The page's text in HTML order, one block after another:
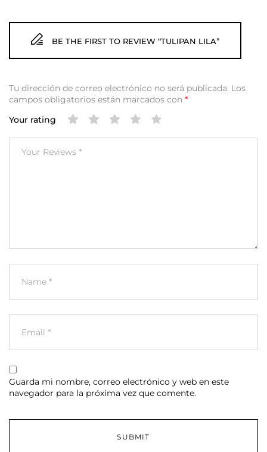
BE THE FIRST TO REVIEW “TULIPAN LILA”
Tu dirección de correo electrónico no será publicada. Los
campos obligatorios están marcados con *
Your rating
Guarda mi nombre, correo electrónico y web en este
navegador para la próxima vez que comente.